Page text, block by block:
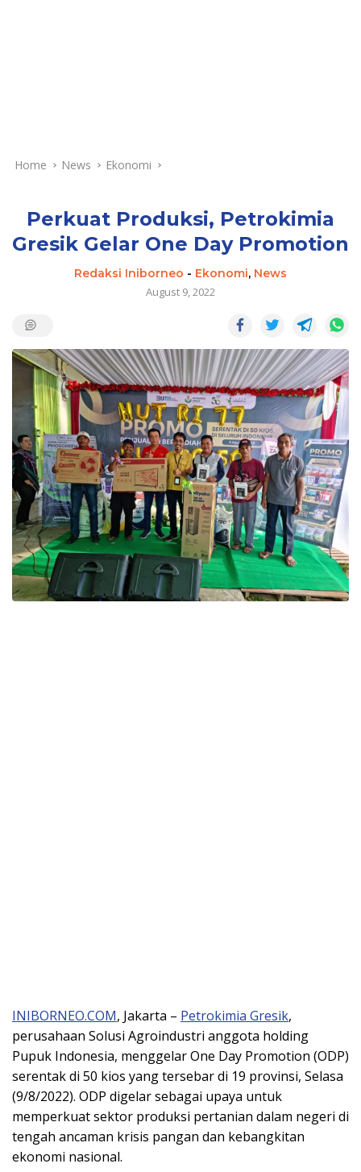
Home News Ekonomi
Perkuat Produksi, Petrokimia
Gresik Gelar One Day Promotion
Redaksi Iniborneo - Ekonomi, News
August 9, 2022
INIBORNEO.COM, Jakarta – Petrokimia Gresik,
perusahaan Solusi Agroindustri anggota holding
Pupuk Indonesia, menggelar One Day Promotion (ODP)
serentak di 50 kios yang tersebar di 19 provinsi, Selasa
(9/8/2022). ODP digelar sebagai upaya untuk
memperkuat sektor produksi pertanian dalam negeri di
tengah ancaman krisis pangan dan kebangkitan
ekonomi nasional.